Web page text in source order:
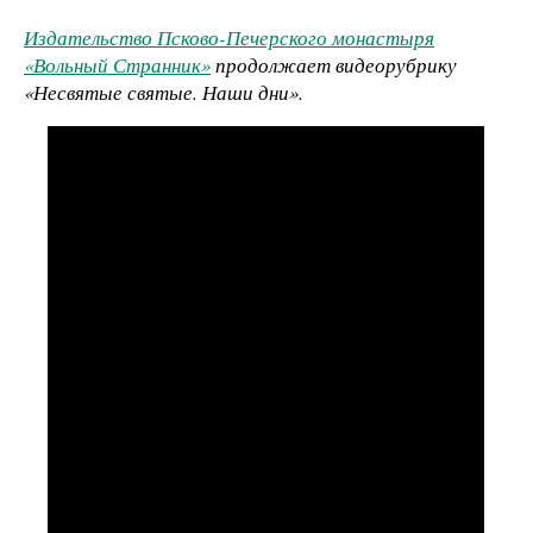
Издательство Псково-Печерского монастыря
«Вольный Странник»продолжает видеорубрику
«Несвятые святые. Наши дни».